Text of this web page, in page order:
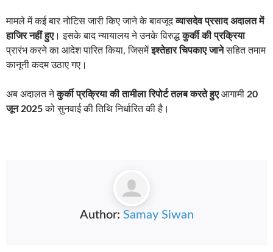
मामले में कई बार नोटिस जारी किए जाने के बावजूदव्यासदेव प्रसाद अदालत में
हाजिर नहीं हुए। इसके बाद न्यायालय ने उनके विरुद्धकुर्की की प्रक्रिया
प्रारंभ करने का आदेश पारित किया, जिसमेंइश्तेहार चिपकाए जानेसहित तमाम
कानूनी कदम उठाए गए।
अब अदालत नेकुर्की प्रक्रिया की तामीला रिपोर्ट तलब करते हुएआगामी 20
जून 2025को सुनवाई की तिथि निर्धारित की है।
Author: Samay Siwan